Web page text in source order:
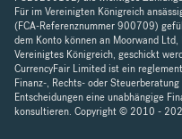
Für im Vereinigten Königreich
(FCA-Referenznummer 900709)
dem Konto können an Moorwand
Vereinigtes Königreich, geschickt
CurrencyFair Limited ist ein
Finanz-, Rechts- oder
Entscheidungen eine unabhängige
konsultieren. Copyright © 2010 -